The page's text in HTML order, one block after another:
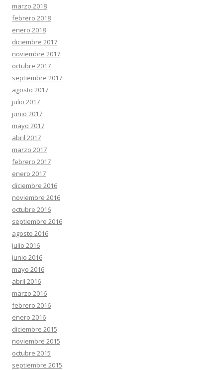
marzo 2018
febrero 2018
enero 2018
diciembre 2017
noviembre 2017
octubre 2017
septiembre 2017
agosto 2017
julio 2017
junio 2017
mayo 2017
abril 2017
marzo 2017
febrero 2017
enero 2017
diciembre 2016
noviembre 2016
octubre 2016
septiembre 2016
agosto 2016
julio 2016
junio 2016
mayo 2016
abril 2016
marzo 2016
febrero 2016
enero 2016
diciembre 2015
noviembre 2015
octubre 2015
septiembre 2015